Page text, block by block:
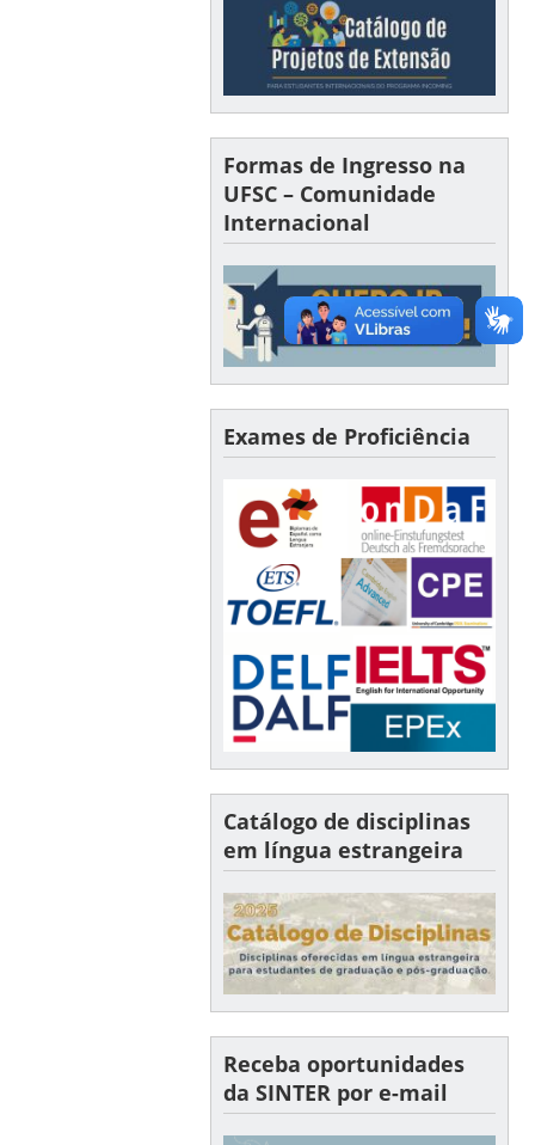
Formas de Ingresso na
UFSC – Comunidade
Internacional
Exames de Proficiência
Catálogo de disciplinas
em língua estrangeira
Receba oportunidades
da SINTER por e-mail